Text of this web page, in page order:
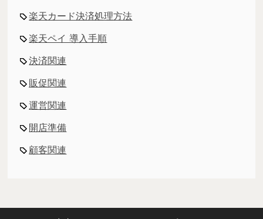
楽天カード決済処理方法
楽天ペイ 導入手順
決済関連
販促関連
運営関連
開店準備
顧客関連